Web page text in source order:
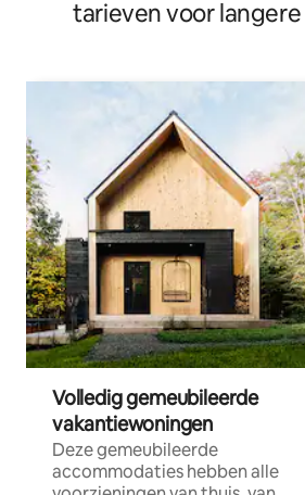
tarieven voor
Volledig gemeubileerde
vakantiewoningen
Deze gemeubileerde
accommodaties hebben alle